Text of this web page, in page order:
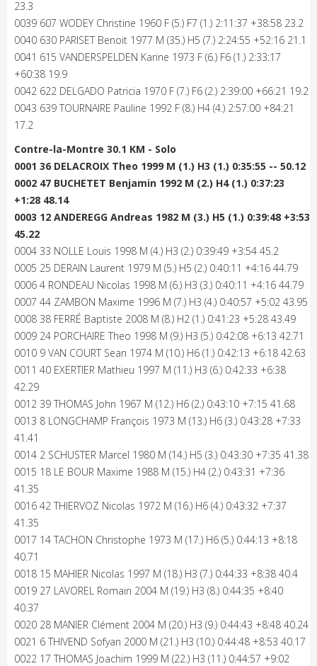
23.3
0039 607 WODEY Christine 1960 F (5.) F7 (1.) 2:11:37 +38:58 23.2
0040 630 PARISET Benoit 1977 M (35.) H5 (7.) 2:24:55 +52:16 21.1
0041 615 VANDERSPELDEN Karine 1973 F (6.) F6 (1.) 2:33:17
+60:38 19.9
0042 622 DELGADO Patricia 1970 F (7.) F6 (2.) 2:39:00 +66:21 19.2
0043 639 TOURNAIRE Pauline 1992 F (8.) H4 (4.) 2:57:00 +84:21
17.2
Contre-la-Montre 30.1 KM - Solo
0001 36 DELACROIX Theo 1999 M (1.) H3 (1.) 0:35:55 -- 50.12
0002 47 BUCHETET Benjamin 1992 M (2.) H4 (1.) 0:37:23
+1:28 48.14
0003 12 ANDEREGG Andreas 1982 M (3.) H5 (1.) 0:39:48 +3:53
45.22
0004 33 NOLLE Louis 1998 M (4.) H3 (2.) 0:39:49 +3:54 45.2
0005 25 DERAIN Laurent 1979 M (5.) H5 (2.) 0:40:11 +4:16 44.79
0006 4 RONDEAU Nicolas 1998 M (6.) H3 (3.) 0:40:11 +4:16 44.79
0007 44 ZAMBON Maxime 1996 M (7.) H3 (4.) 0:40:57 +5:02 43.95
0008 38 FERRÉ Baptiste 2008 M (8.) H2 (1.) 0:41:23 +5:28 43.49
0009 24 PORCHAIRE Theo 1998 M (9.) H3 (5.) 0:42:08 +6:13 42.71
0010 9 VAN COURT Sean 1974 M (10.) H6 (1.) 0:42:13 +6:18 42.63
0011 40 EXERTIER Mathieu 1997 M (11.) H3 (6.) 0:42:33 +6:38
42.29
0012 39 THOMAS John 1967 M (12.) H6 (2.) 0:43:10 +7:15 41.68
0013 8 LONGCHAMP François 1973 M (13.) H6 (3.) 0:43:28 +7:33
41.41
0014 2 SCHUSTER Marcel 1980 M (14.) H5 (3.) 0:43:30 +7:35 41.38
0015 18 LE BOUR Maxime 1988 M (15.) H4 (2.) 0:43:31 +7:36
41.35
0016 42 THIERVOZ Nicolas 1972 M (16.) H6 (4.) 0:43:32 +7:37
41.35
0017 14 TACHON Christophe 1973 M (17.) H6 (5.) 0:44:13 +8:18
40.71
0018 15 MAHIER Nicolas 1997 M (18.) H3 (7.) 0:44:33 +8:38 40.4
0019 27 LAVOREL Romain 2004 M (19.) H3 (8.) 0:44:35 +8:40
40.37
0020 28 MANIER Clément 2004 M (20.) H3 (9.) 0:44:43 +8:48 40.24
0021 6 THIVEND Sofyan 2000 M (21.) H3 (10.) 0:44:48 +8:53 40.17
0022 17 THOMAS Joachim 1999 M (22.) H3 (11.) 0:44:57 +9:02